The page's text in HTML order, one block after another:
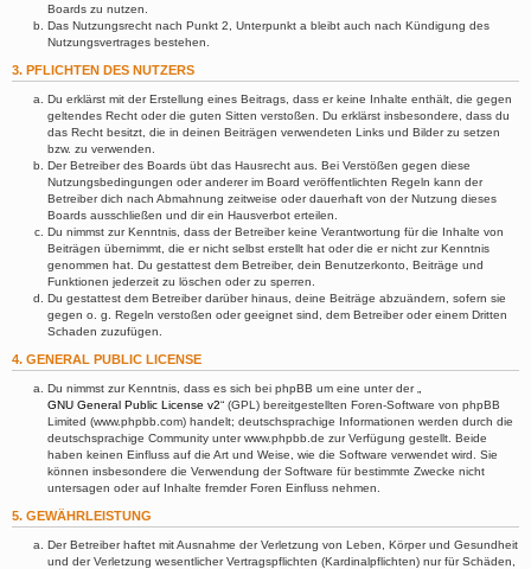
Boards zu nutzen.
Das Nutzungsrecht nach Punkt 2, Unterpunkt a bleibt auch nach Kündigung des
Nutzungsvertrages bestehen.
3. PFLICHTEN DES NUTZERS
Du erklärst mit der Erstellung eines Beitrags, dass er keine Inhalte enthält, die gegen
geltendes Recht oder die guten Sitten verstoßen. Du erklärst insbesondere, dass du
das Recht besitzt, die in deinen Beiträgen verwendeten Links und Bilder zu setzen
bzw. zu verwenden.
Der Betreiber des Boards übt das Hausrecht aus. Bei Verstößen gegen diese
Nutzungsbedingungen oder anderer im Board veröffentlichten Regeln kann der
Betreiber dich nach Abmahnung zeitweise oder dauerhaft von der Nutzung dieses
Boards ausschließen und dir ein Hausverbot erteilen.
Du nimmst zur Kenntnis, dass der Betreiber keine Verantwortung für die Inhalte von
Beiträgen übernimmt, die er nicht selbst erstellt hat oder die er nicht zur Kenntnis
genommen hat. Du gestattest dem Betreiber, dein Benutzerkonto, Beiträge und
Funktionen jederzeit zu löschen oder zu sperren.
Du gestattest dem Betreiber darüber hinaus, deine Beiträge abzuändern, sofern sie
gegen o. g. Regeln verstoßen oder geeignet sind, dem Betreiber oder einem Dritten
Schaden zuzufügen.
4. GENERAL PUBLIC LICENSE
Du nimmst zur Kenntnis, dass es sich bei phpBB um eine unter der „
GNU General Public License v2“ (GPL) bereitgestellten Foren-Software von phpBB
Limited (www.phpbb.com) handelt; deutschsprachige Informationen werden durch die
deutschsprachige Community unter www.phpbb.de zur Verfügung gestellt. Beide
haben keinen Einfluss auf die Art und Weise, wie die Software verwendet wird. Sie
können insbesondere die Verwendung der Software für bestimmte Zwecke nicht
untersagen oder auf Inhalte fremder Foren Einfluss nehmen.
5. GEWÄHRLEISTUNG
Der Betreiber haftet mit Ausnahme der Verletzung von Leben, Körper und Gesundheit
und der Verletzung wesentlicher Vertragspflichten (Kardinalpflichten) nur für Schäden,